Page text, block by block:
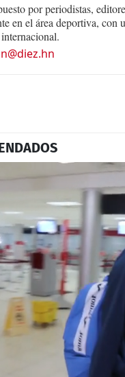
por periodistas,
en el área deportiva,